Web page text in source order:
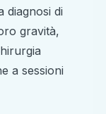
diagnosi di
gravità,
a sessioni